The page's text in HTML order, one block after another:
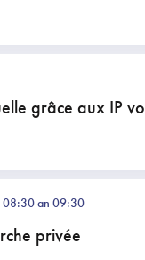
grâce aux IP
08:30 an 09:30
privée